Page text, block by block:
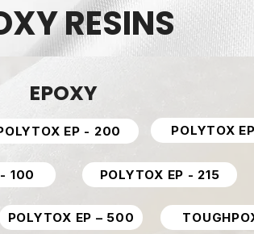
RESINS
EPOXY
EP - 200 POLYTOX
100 POLYTOX EP - 215
POLYTOX EP – 500